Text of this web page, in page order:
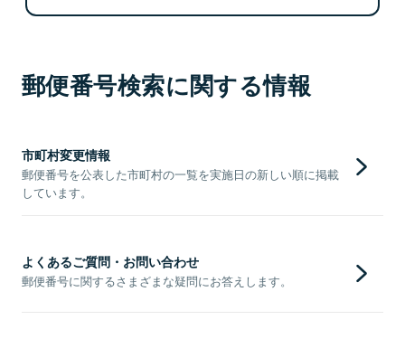
郵便番号検索に関する情報
市町村変更情報
郵便番号を公表した市町村の一覧を実施日の新しい順に掲載
しています。
よくあるご質問・お問い合わせ
郵便番号に関するさまざまな疑問にお答えします。